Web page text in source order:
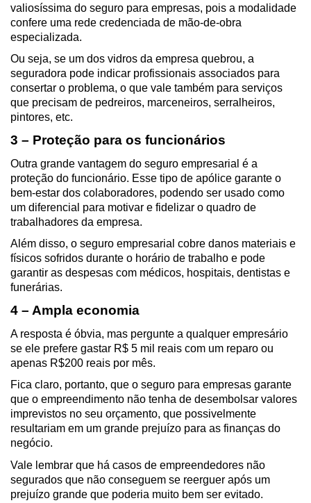
valiosíssima do seguro para empresas, pois a modalidade
confere uma rede credenciada de mão-de-obra
especializada.
Ou seja, se um dos vidros da empresa quebrou, a
seguradora pode indicar profissionais associados para
consertar o problema, o que vale também para serviços
que precisam de pedreiros, marceneiros, serralheiros,
pintores, etc.
3 – Proteção para os funcionários
Outra grande vantagem do seguro empresarial é a
proteção do funcionário. Esse tipo de apólice garante o
bem-estar dos colaboradores, podendo ser usado como
um diferencial para motivar e fidelizar o quadro de
trabalhadores da empresa.
Além disso, o seguro empresarial cobre danos materiais e
físicos sofridos durante o horário de trabalho e pode
garantir as despesas com médicos, hospitais, dentistas e
funerárias.
4 – Ampla economia
A resposta é óbvia, mas pergunte a qualquer empresário
se ele prefere gastar R$ 5 mil reais com um reparo ou
apenas R$200 reais por mês.
Fica claro, portanto, que o seguro para empresas garante
que o empreendimento não tenha de desembolsar valores
imprevistos no seu orçamento, que possivelmente
resultariam em um grande prejuízo para as finanças do
negócio.
Vale lembrar que há casos de empreendedores não
segurados que não conseguem se reerguer após um
prejuízo grande que poderia muito bem ser evitado.